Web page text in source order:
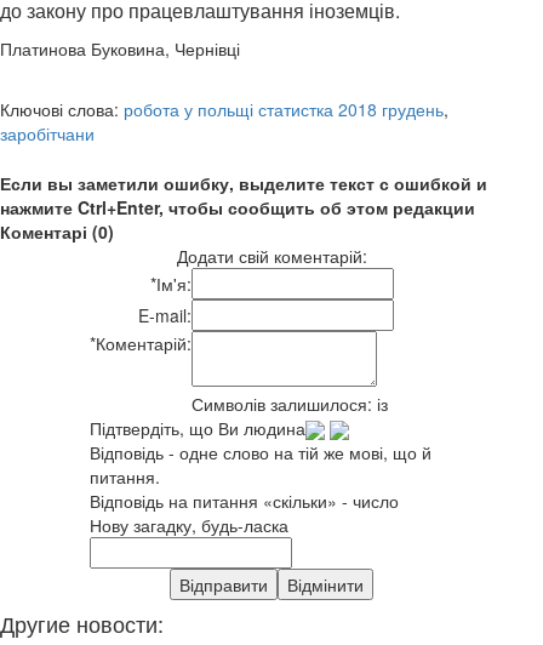
до закону про працевлаштування іноземців.
Платинова Буковина, Чернівці
Ключові слова: робота у польщі статистка 2018 грудень,
заробітчани
Если вы заметили ошибку, выделите текст с ошибкой и
нажмите Ctrl+Enter, чтобы сообщить об этом редакции
Коментарі (0)
Додати свій коментарій:
*Ім'я:
E-mail:
*Коментарій:
Символів залишилося: із
Підтвердіть, що Ви людина
Відповідь - одне слово на тій же мові, що й
питання.
Відповідь на питання «скільки» - число
Нову загадку, будь-ласка
Другие новости: